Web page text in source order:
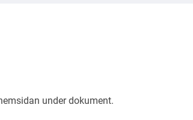
under dokument.